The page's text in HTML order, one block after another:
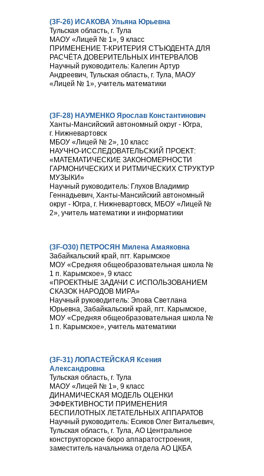
(3F-26) ИСАКОВА Ульяна Юрьевна
Тульская область, г. Тула
МАОУ «Лицей № 1», 9 класс
ПРИМЕНЕНИЕ T-КРИТЕРИЯ СТЪЮДЕНТА ДЛЯ
РАСЧЁТА ДОВЕРИТЕЛЬНЫХ ИНТЕРВАЛОВ
Научный руководитель: Калегин Артур
Андреевич, Тульская область, г. Тула, МАОУ
«Лицей № 1», учитель математики
(3F-28) НАУМЕНКО Ярослав Константинович
Ханты-Мансийский автономный округ - Югра,
г. Нижневартовск
МБОУ «Лицей № 2», 10 класс
НАУЧНО-ИССЛЕДОВАТЕЛЬСКИЙ ПРОЕКТ:
«МАТЕМАТИЧЕСКИЕ ЗАКОНОМЕРНОСТИ
ГАРМОНИЧЕСКИХ И РИТМИЧЕСКИХ СТРУКТУР
МУЗЫКИ»
Научный руководитель: Глухов Владимир
Геннадьевич, Ханты-Мансийский автономный
округ - Югра, г. Нижневартовск, МБОУ «Лицей №
2», учитель математики и информатики
(3F-О30) ПЕТРОСЯН Милена Амаяковна
Забайкальский край, пгт. Карымское
МОУ «Средняя общеобразовательная школа №
1 п. Карымское», 9 класс
«ПРОЕКТНЫЕ ЗАДАЧИ С ИСПОЛЬЗОВАНИЕМ
СКАЗОК НАРОДОВ МИРА»
Научный руководитель: Эпова Светлана
Юрьевна, Забайкальский край, пгт. Карымское,
МОУ «Средняя общеобразовательная школа №
1 п. Карымское», учитель математики
(3F-31) ЛОПАСТЕЙСКАЯ Ксения
Александровна
Тульская область, г. Тула
МАОУ «Лицей № 1», 9 класс
ДИНАМИЧЕСКАЯ МОДЕЛЬ ОЦЕНКИ
ЭФФЕКТИВНОСТИ ПРИМЕНЕНИЯ
БЕСПИЛОТНЫХ ЛЕТАТЕЛЬНЫХ АППАРАТОВ
Научный руководитель: Есиков Олег Витальевич,
Тульская область, г. Тула, АО Центральное
конструкторское бюро аппаратостроения,
заместитель начальника отдела АО ЦКБА